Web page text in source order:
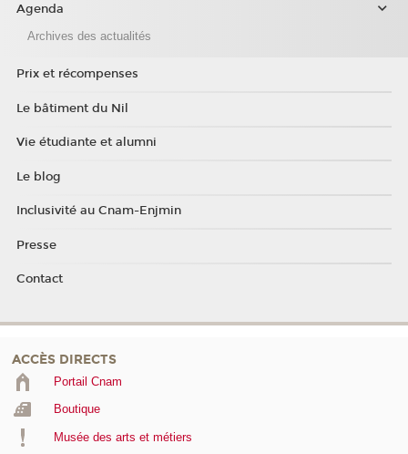
Agenda
Archives des actualités
Prix et récompenses
Le bâtiment du Nil
Vie étudiante et alumni
Le blog
Inclusivité au Cnam-Enjmin
Presse
Contact
ACCÈS DIRECTS
Portail Cnam
Boutique
Musée des arts et métiers